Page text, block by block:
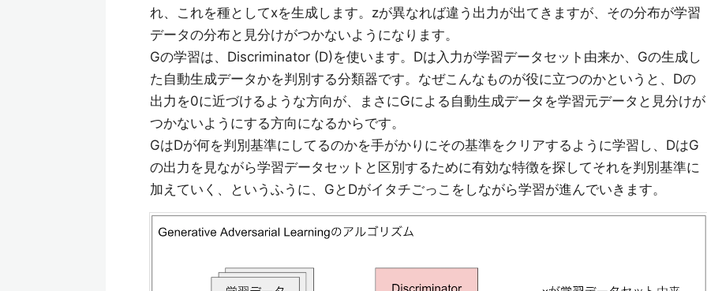
れ、これを種としてxを生成します。zが異なれば違う出力が出てきますが、その分布が学習
データの分布と見分けがつかないようになります。
Gの学習は、Discriminator (D)を使います。Dは入力が学習データセット由来か、Gの生成し
た自動生成データかを判別する分類器です。なぜこんなものが役に立つのかというと、Dの
出力を0に近づけるような方向が、まさにGによる自動生成データを学習元データと見分けが
つかないようにする方向になるからです。
GはDが何を判別基準にしてるのかを手がかりにその基準をクリアするように学習し、DはG
の出力を見ながら学習データセットと区別するために有効な特徴を探してそれを判別基準に
加えていく、というふうに、GとDがイタチごっこをしながら学習が進んでいきます。